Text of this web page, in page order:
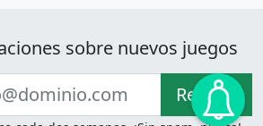
sobre nuevos juegos
Recibir!